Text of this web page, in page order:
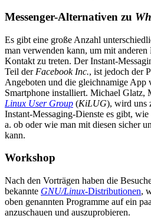
Messenger-Alternativen zu
Es gibt eine große Anzahl
man verwenden kann, um mit
Kontakt zu treten. Der Instant-
Teil der Facebook Inc., ist jedoch der
Angeboten und die gleichnamige App
Smartphone installiert. Michael Glatz,
Linux User Group (KiLUG), wird uns
Instant-Messaging-Dienste es gibt,
a. ob oder wie man mit diesen sicher
kann.
Workshop
Nach den Vorträgen haben die
bekannte GNU/Linux-Distributionen,
oben genannten Programme auf ein
anzuschauen und auszuprobieren.